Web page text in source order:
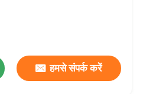
हमसे संपर्क करें